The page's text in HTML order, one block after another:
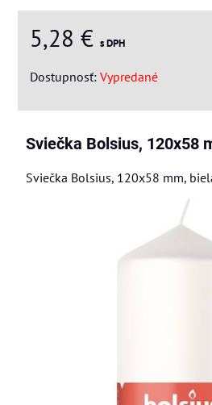
5,28 € s DPH
Dostupnosť: Vypredané
Sviečka Bolsius, 120x58
Sviečka Bolsius, 120x58 mm,